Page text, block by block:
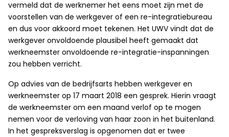
vermeld dat de werknemer het eens moet zijn met de
voorstellen van de werkgever of een re-integratiebureau
en dus voor akkoord moet tekenen. Het UWV vindt dat de
werkgever onvoldoende plausibel heeft gemaakt dat
werkneemster onvoldoende re-integratie-inspanningen
zou hebben verricht.
Op advies van de bedrijfsarts hebben werkgever en
werkneemster op 17 maart 2018 een gesprek. Hierin vraagt
de werkneemster om een maand verlof op te mogen
nemen voor de verloving van haar zoon in het buitenland.
In het gespreksverslag is opgenomen dat er twee